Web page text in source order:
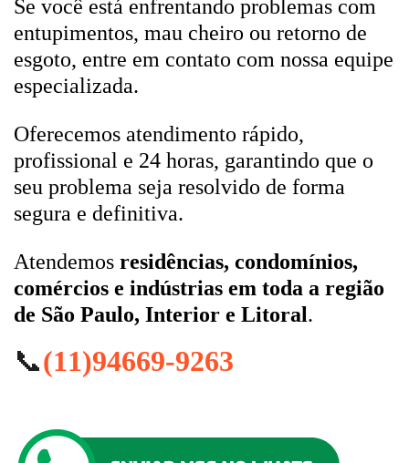
Se você está enfrentando problemas com
entupimentos, mau cheiro ou retorno de
esgoto, entre em contato com nossa equipe
especializada.
Oferecemos atendimento rápido,
profissional e 24 horas, garantindo que o
seu problema seja resolvido de forma
segura e definitiva.
Atendemos residências, condomínios,
comércios e indústrias em toda a região
de São Paulo, Interior e Litoral.
📞(11)94669-9263